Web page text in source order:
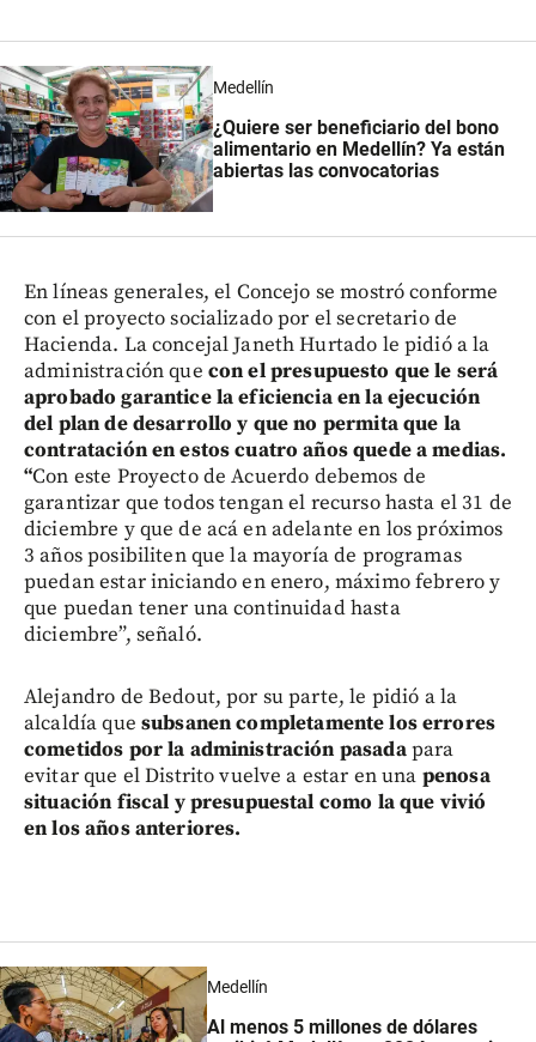
Medellín
¿Quiere ser beneficiario del bono
alimentario en Medellín? Ya están
abiertas las convocatorias
En líneas generales, el Concejo se mostró conforme
con el proyecto socializado por el secretario de
Hacienda. La concejal Janeth Hurtado le pidió a la
administración que con el presupuesto que le será
aprobado garantice la eficiencia en la ejecución
del plan de desarrollo y que no permita que la
contratación en estos cuatro años quede a medias.
“Con este Proyecto de Acuerdo debemos de
garantizar que todos tengan el recurso hasta el 31 de
diciembre y que de acá en adelante en los próximos
3 años posibiliten que la mayoría de programas
puedan estar iniciando en enero, máximo febrero y
que puedan tener una continuidad hasta
diciembre”, señaló.
Alejandro de Bedout, por su parte, le pidió a la
alcaldía que subsanen completamente los errores
cometidos por la administración pasadapara
evitar que el Distrito vuelve a estar en una penosa
situación fiscal y presupuestal como la que vivió
en los años anteriores.
Medellín
Al menos 5 millones de dólares